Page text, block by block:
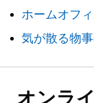
ホームオフ
気が散る物
オンラ